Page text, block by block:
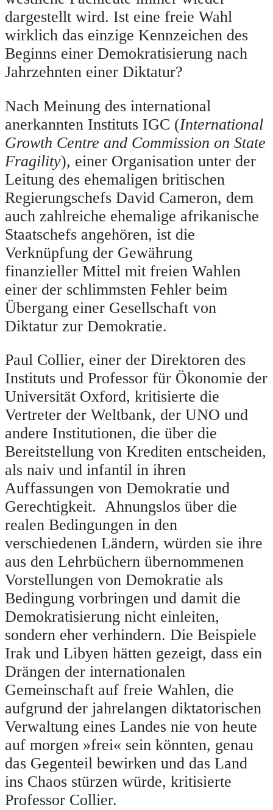
dargestellt wird. Ist eine freie Wahl
wirklich das einzige Kennzeichen des
Beginns einer Demokratisierung nach
Jahrzehnten einer Diktatur?
Nach Meinung des international
anerkannten Instituts IGC (International
Growth Centre and Commission on State
Fragility), einer Organisation unter der
Leitung des ehemaligen britischen
Regierungschefs David Cameron, dem
auch zahlreiche ehemalige afrikanische
Staatschefs angehören, ist die
Verknüpfung der Gewährung
finanzieller Mittel mit freien Wahlen
einer der schlimmsten Fehler beim
Übergang einer Gesellschaft von
Diktatur zur Demokratie.
Paul Collier, einer der Direktoren des
Instituts und Professor für Ökonomie der
Universität Oxford, kritisierte die
Vertreter der Weltbank, der UNO und
andere Institutionen, die über die
Bereitstellung von Krediten entscheiden,
als naiv und infantil in ihren
Auffassungen von Demokratie und
Gerechtigkeit. Ahnungslos über die
realen Bedingungen in den
verschiedenen Ländern, würden sie ihre
aus den Lehrbüchern übernommenen
Vorstellungen von Demokratie als
Bedingung vorbringen und damit die
Demokratisierung nicht einleiten,
sondern eher verhindern. Die Beispiele
Irak und Libyen hätten gezeigt, dass ein
Drängen der internationalen
Gemeinschaft auf freie Wahlen, die
aufgrund der jahrelangen diktatorischen
Verwaltung eines Landes nie von heute
auf morgen »frei« sein könnten, genau
das Gegenteil bewirken und das Land
ins Chaos stürzen würde, kritisierte
Professor Collier.